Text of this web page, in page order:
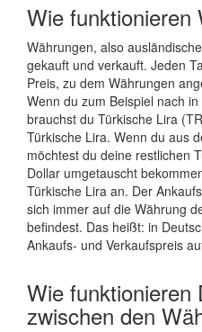
Wie funktionieren
Währungen, also
gekauft und verkauft. Jeden
Preis, zu dem Währungen
Wenn du zum Beispiel nach
brauchst du Türkische Lira
Türkische Lira. Wenn du aus
möchtest du deine restlichen
Dollar umgetauscht
Türkische Lira an. Der
sich immer auf die Währung
befindest. Das heißt: in
Ankaufs- und Verkaufspreis
Wie funktionieren
zwischen den